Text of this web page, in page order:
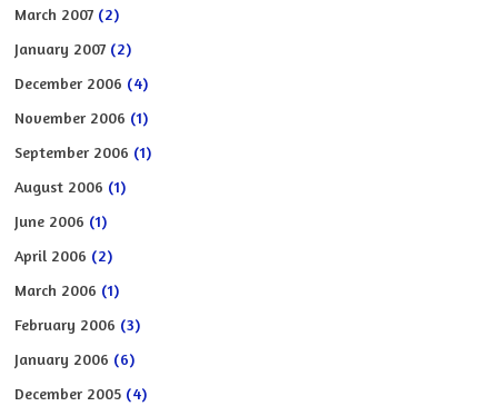
March 2007 (2)
January 2007 (2)
December 2006 (4)
November 2006 (1)
September 2006 (1)
August 2006 (1)
June 2006 (1)
April 2006 (2)
March 2006 (1)
February 2006 (3)
January 2006 (6)
December 2005 (4)